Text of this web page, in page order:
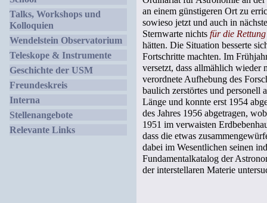
Talks, Workshops und
Kolloquien
Wendelstein Observatorium
Teleskope & Instrumente
Geschichte der USM
Freundeskreis
Interna
Stellenangebote
Relevante Links
an einem günstigeren Ort zu
sowieso jetzt und auch in
Sternwarte nichts für die
hätten. Die Situation besserte
Fortschritte machten. Im
versetzt, dass allmählich wieder
verordnete Aufhebung des
baulich zerstörtes und personell
Länge und konnte erst 1954
des Jahres 1956 abgetragen,
1951 im verwaisten
dass die etwas
dabei im Wesentlichen seinen
Fundamentalkatalog der
der interstellaren Materie